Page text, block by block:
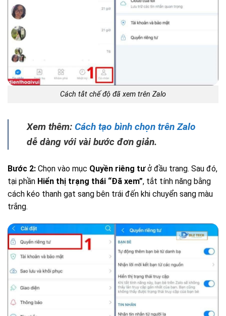
Cách tắt chế độ đã xem trên Zalo
Xem thêm: Cách tạo bình chọn trên Zalo
dễ dàng với vài bước đơn giản.
Bước 2: Chọn vào mục Quyền riêng tưở đầu trang. Sau đó,
tại phần Hiển thị trạng thái “Đã xem”, tắt tính năng bằng
cách kéo thanh gạt sang bên trái đến khi chuyển sang màu
trắng.